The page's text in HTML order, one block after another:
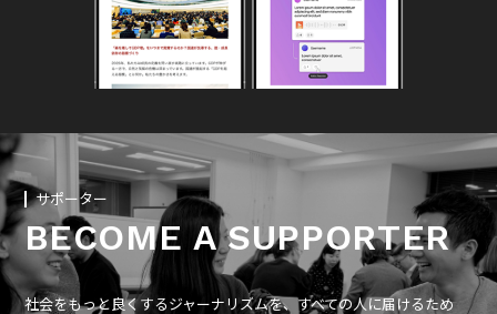
サポーター
BECOME A SUPPORTER
社会をもっと良くするジャーナリズムを、すべての人に届けるため